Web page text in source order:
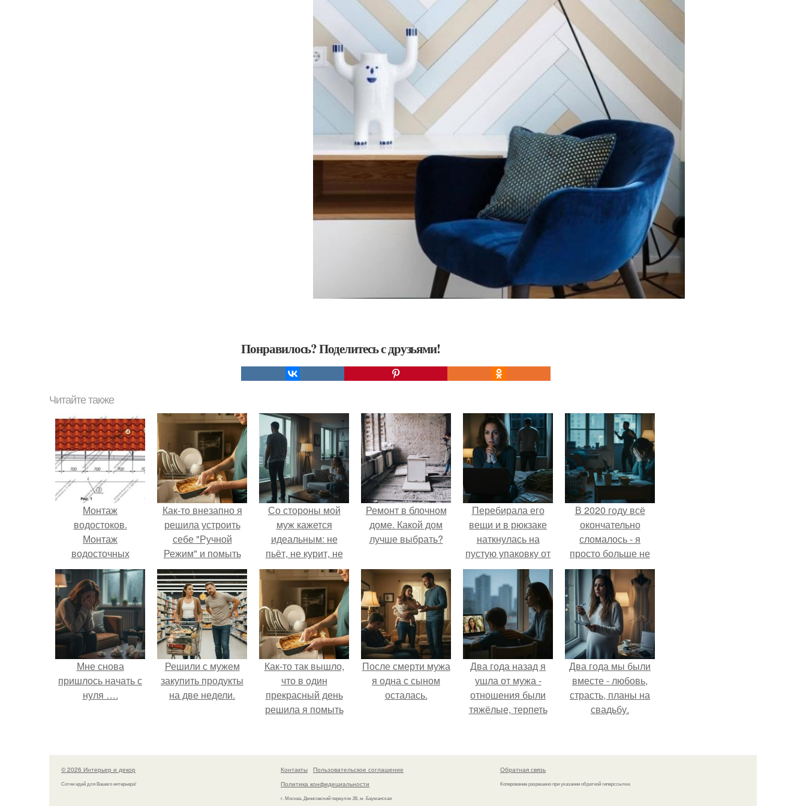
Понравилось? Поделитесь с друзьями!
Читайте также
Монтаж
водостоков.
Монтаж
водосточных
систем: установка
водосточной
системы
Как-то внезапно я
решила устроить
себе "Ручной
Режим" и помыть
посуду без помощи
техники.
Со стороны мой
муж кажется
идеальным: не
пьёт, не курит, не
даёт поводов для
ревности, с
ребёнком
справляется
отлично, да и
готовит лучше
многих.
Ремонт в блочном
доме. Какой дом
лучше выбрать?
Перебирала его
вещи и в рюкзаке
наткнулась на
пустую упаковку от
каких-то таблеток.
В 2020 году всё
окончательно
сломалось - я
просто больше не
тянула всё одна.
Мне снова
пришлось начать с
нуля ….
Решили с мужем
закупить продукты
на две недели.
Как-то так вышло,
что в один
прекрасный день
решила я помыть
покое.
После смерти мужа
я одна с сыном
осталась.
Два года назад я
ушла от мужа -
отношения были
тяжёлые, терпеть
Два года мы были
вместе - любовь,
страсть, планы на
свадьбу.
© 2026 Интерьер и декор
Сотни идей для Вашего интерьера!
Контакты
Пользовательское соглашение
Политика конфидециальности
г. Москва, Денисовский переулок 26, м. Бауманская
Обратная связь
Копирование разрешено при указании обратной гиперссылки.